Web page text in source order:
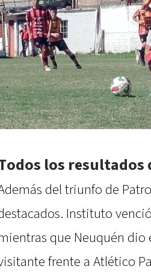
los resultados
del triunfo de
Instituto
que Neuquén dio
frente a Atlético